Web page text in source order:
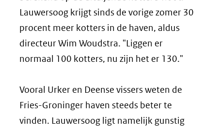
Lauwersoog krijgt sinds de vorige zomer 30
procent meer kotters in de haven, aldus
directeur Wim Woudstra. "Liggen er
normaal 100 kotters, nu zijn het er 130."
Vooral Urker en Deense vissers weten de
Fries-Groninger haven steeds beter te
vinden. Lauwersoog ligt namelijk gunstig